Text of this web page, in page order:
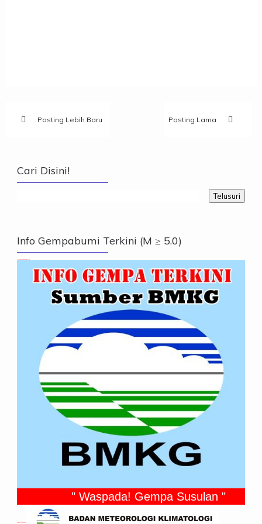
Posting Lebih Baru Posting Lama
Cari Disini!
Info Gempabumi Terkini (M ≥ 5.0)
" Waspada! Gempa Susulan "